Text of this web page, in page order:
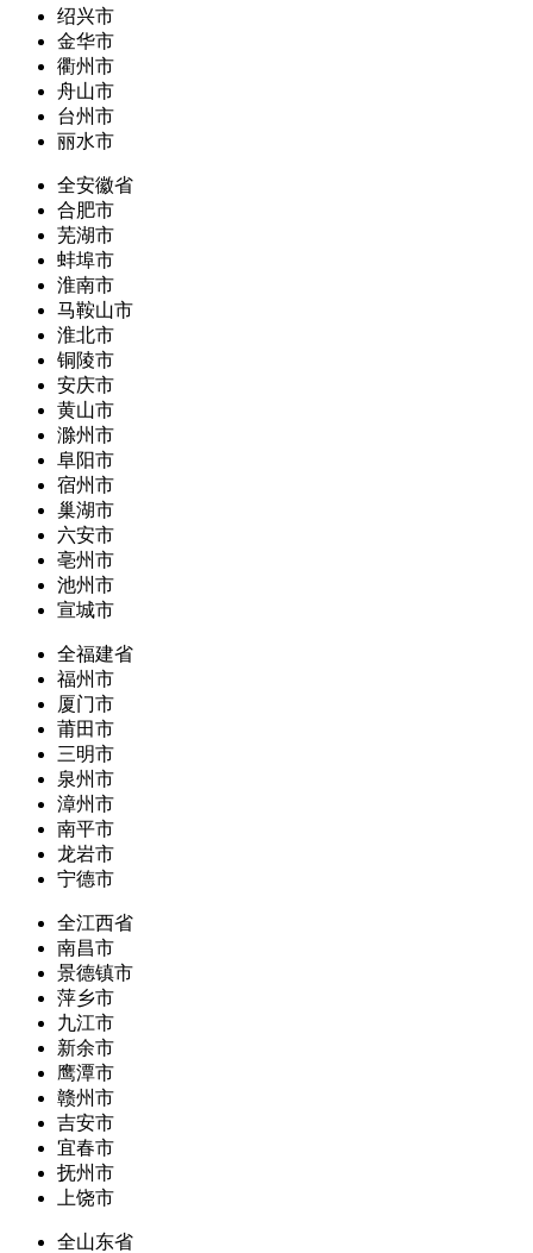
绍兴市
金华市
衢州市
舟山市
台州市
丽水市
全安徽省
合肥市
芜湖市
蚌埠市
淮南市
马鞍山市
淮北市
铜陵市
安庆市
黄山市
滁州市
阜阳市
宿州市
巢湖市
六安市
亳州市
池州市
宣城市
全福建省
福州市
厦门市
莆田市
三明市
泉州市
漳州市
南平市
龙岩市
宁德市
全江西省
南昌市
景德镇市
萍乡市
九江市
新余市
鹰潭市
赣州市
吉安市
宜春市
抚州市
上饶市
全山东省